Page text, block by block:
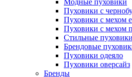
Модные пуховики
Пуховики с
Пуховики с мехом
Пуховики с мехом
Стильные пуховики
Брендовые
Пуховики одеяло
Пуховики оверсайз
Бренды